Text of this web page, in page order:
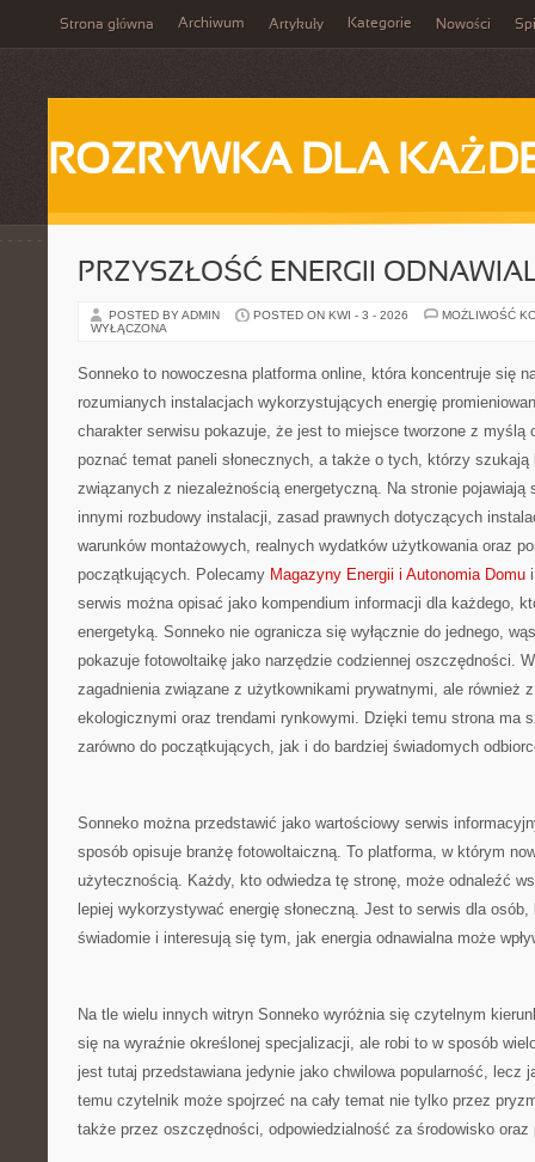
Strona główna Archiwum Artykuły Kategorie Nowości
ROZRYWKA DLA
PRZYSZŁOŚĆ ENERGII
POSTED BY ADMIN POSTED ON KWI - 3 - 2026
MOŻLIWOŚĆ
WYŁĄCZONA
Sonneko to nowoczesna platforma online, która koncentruje się
rozumianych instalacjach wykorzystujących energię
charakter serwisu pokazuje, że jest to miejsce tworzone z myślą
poznać temat paneli słonecznych, a także o tych, którzy szukają
związanych z niezależnością energetyczną. Na stronie
innymi rozbudowy instalacji, zasad prawnych dotyczących
warunków montażowych, realnych wydatków użytkowania oraz
początkujących. Polecamy Magazyny Energii i Autonomia Domu
serwis można opisać jako kompendium informacji dla każdego,
energetyką. Sonneko nie ogranicza się wyłącznie do jednego,
pokazuje fotowoltaikę jako narzędzie codziennej oszczędności.
zagadnienia związane z użytkownikami prywatnymi, ale również
ekologicznymi oraz trendami rynkowymi. Dzięki temu strona ma
zarówno do początkujących, jak i do bardziej świadomych
Sonneko można przedstawić jako wartościowy serwis
sposób opisuje branżę fotowoltaiczną. To platforma, w którym
użytecznością. Każdy, kto odwiedza tę stronę, może odnaleźć
lepiej wykorzystywać energię słoneczną. Jest to serwis dla
świadomie i interesują się tym, jak energia odnawialna może
Na tle wielu innych witryn Sonneko wyróżnia się czytelnym
się na wyraźnie określonej specjalizacji, ale robi to w sposób
jest tutaj przedstawiana jedynie jako chwilowa popularność, lecz
temu czytelnik może spojrzeć na cały temat nie tylko przez
także przez oszczędności, odpowiedzialność za środowisko oraz